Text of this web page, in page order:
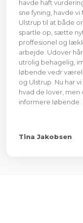
havde haft
sne fyning, havde vi
Ulstrup til at både
spartle op, sætte
proffesionel og
arbejde. Udover
utrolig behagelig,
løbende vedr
og Ulstrup. Nu har
hvad de lover,
informere løbende.
Tina Jakobsen